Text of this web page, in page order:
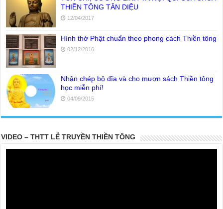
THIỀN TÔNG TÂN DIỆU
12/04/2017
Hình thờ Phật chuẩn theo phong cách Thiền tông
02/12/2016
Nhận chép bộ đĩa và cho mượn sách Thiền tông
học miễn phí!
04/09/2015
VIDEO – THTT LỄ TRUYỀN THIỀN TÔNG